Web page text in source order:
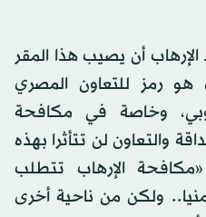
الإرهاب أن يصيب هذا المقر
هو رمز للتعاون المصري
وخاصة في مكافحة
والتعاون لن تتأثرا بهذه
الإرهاب تتطلب
ولكن من ناحية أخرى